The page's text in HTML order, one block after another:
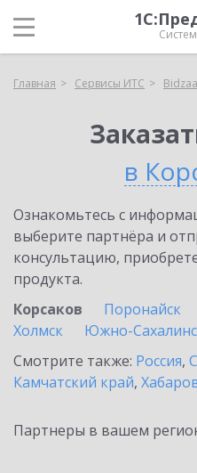
Главная Сервисы ИТС
в
Ознакомьтесь с
выберите партнёра и
консультацию,
продукта.
Корсаков
Поронайск
Холмск
Южно-
Смотрите также: Россия,
Камчатский край,
Партнеры в вашем